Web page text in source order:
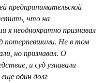
предпринимательской
что на
я неоднократно признавал
потерпевшими. Не в том
но признавал. О
и суд узнавали
один долг